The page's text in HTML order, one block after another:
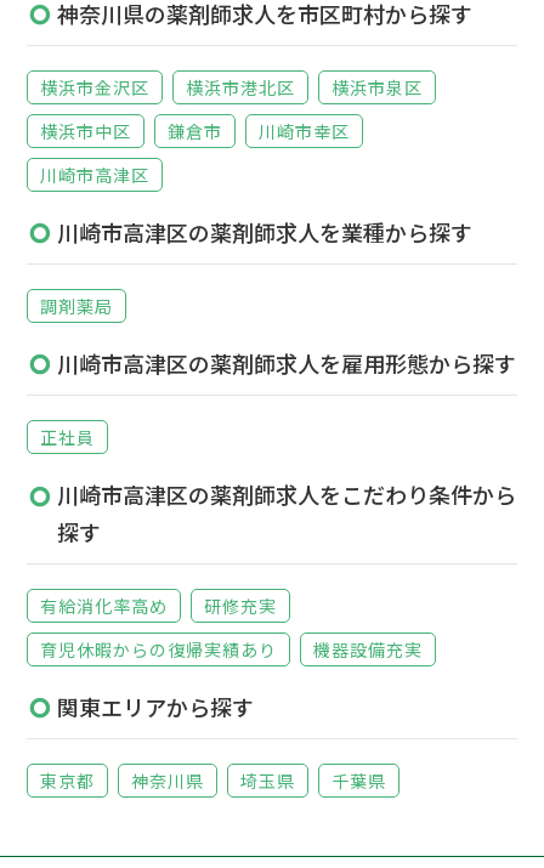
神奈川県の薬剤師求人を市区町村から探す
横浜市金沢区 横浜市港北区
横浜市泉区
横浜市中区
鎌倉市
川崎市幸区
川崎市高津区
川崎市高津区の薬剤師求人を業種から探す
調剤薬局
川崎市高津区の薬剤師求人を雇用形態から探す
正社員
川崎市高津区の薬剤師求人をこだわり条件から
探す
有給消化率高め
研修充実
育児休暇からの復帰実績あり
機器設備充実
関東エリアから探す
東京都 神奈川県 埼玉県 千葉県